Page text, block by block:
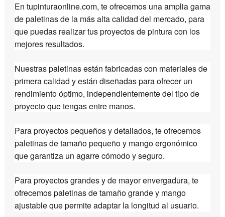
En tupinturaonline.com, te ofrecemos una amplia gama
de paletinas de la más alta calidad del mercado, para
que puedas realizar tus proyectos de pintura con los
mejores resultados.
Nuestras paletinas están fabricadas con materiales de
primera calidad y están diseñadas para ofrecer un
rendimiento óptimo, independientemente del tipo de
proyecto que tengas entre manos.
Para proyectos pequeños y detallados, te ofrecemos
paletinas de tamaño pequeño y mango ergonómico
que garantiza un agarre cómodo y seguro.
Para proyectos grandes y de mayor envergadura, te
ofrecemos paletinas de tamaño grande y mango
ajustable que permite adaptar la longitud al usuario.